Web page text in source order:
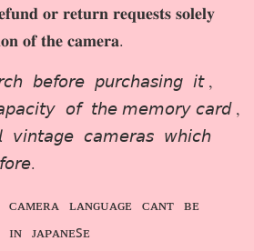
𝐨𝐫 𝐫𝐞𝐭𝐮𝐫𝐧 𝐫𝐞𝐪𝐮𝐞𝐬𝐭𝐬 𝐬𝐨𝐥𝐞𝐥𝐲
𝐨𝐟 𝐭𝐡𝐞 𝐜𝐚𝐦𝐞𝐫𝐚.
𝘣𝘦𝘧𝘰𝘳𝘦 𝘱𝘶𝘳𝘤𝘩𝘢𝘴𝘪𝘯𝘨 𝘪𝘵 ,
𝘰𝘧 𝘵𝘩𝘦 𝘮𝘦𝘮𝘰𝘳𝘺 𝘤𝘢𝘳𝘥 ,
𝘷𝘪𝘯𝘵𝘢𝘨𝘦 𝘤𝘢𝘮𝘦𝘳𝘢𝘴 𝘸𝘩𝘪𝘤𝘩
ᴄᴀᴍᴇʀᴀ ʟᴀɴɢᴜᴀɢᴇ ᴄᴀɴᴛ ʙᴇ
ᴊᴀᴘᴀɴᴇꜱᴇ